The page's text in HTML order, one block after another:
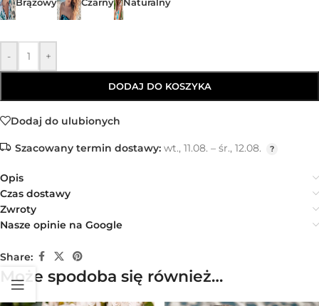
- +
DODAJ DO KOSZYKA
Dodaj do ulubionych
Szacowany termin dostawy: wt., 11.08. – śr., 12.08.
Opis
Czas dostawy
Zwroty
Nasze opinie na Google
Share:
Może spodoba się również…